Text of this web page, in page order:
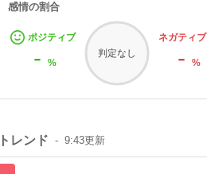
感情の割合
ポジティブ
- %
判定なし
ネガティブ
-%
トレンド 9:43更新